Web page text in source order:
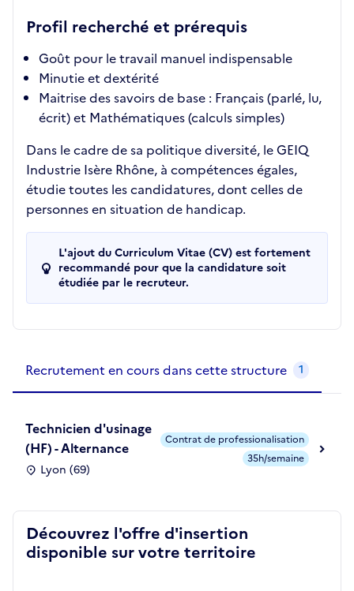
Profil recherché et prérequis
Goût pour le travail manuel indispensable
Minutie et dextérité
Maitrise des savoirs de base : Français (parlé, lu,
écrit) et Mathématiques (calculs simples)
Dans le cadre de sa politique diversité, le GEIQ
Industrie Isère Rhône, à compétences égales,
étudie toutes les candidatures, dont celles de
personnes en situation de handicap.
L'ajout du Curriculum Vitae (CV) est fortement
recommandé pour que la candidature soit
étudiée par le recruteur.
Recrutement en cours dans cette structure 1
Technicien d'usinage
(HF) - Alternance
Lyon (69)
Contrat de professionalisation
35h/semaine
Découvrez l'offre d'insertion
disponible sur votre territoire